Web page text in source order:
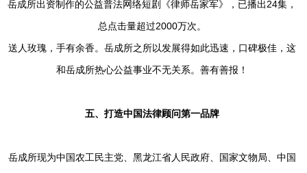
岳成所出资制作的公益普法网络短剧《律师岳家军》，已播出24集，
总点击量超过2000万次。
送人玫瑰，手有余香。岳成所之所以发展得如此迅速，口碑极佳，这
和岳成所热心公益事业不无关系。善有善报！
五、打造中国法律顾问第一品牌
岳成所现为中国农工民主党、黑龙江省人民政府、国家文物局、中国